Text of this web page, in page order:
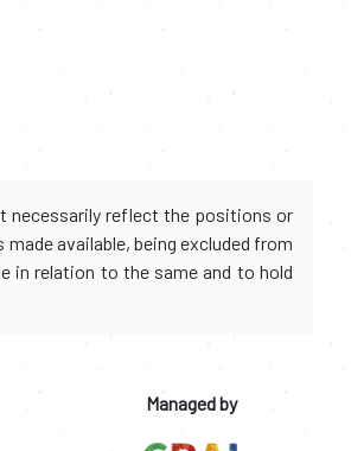
necessarily reflect the positions or
available, being excluded from
in relation to the same and to hold
Managed by